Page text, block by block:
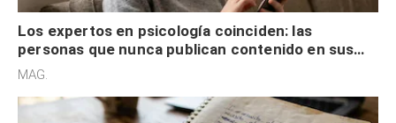
Los expertos en psicología coinciden: las
personas que nunca publican contenido en sus
redes sociales no pretenden buscar validación
MAG.